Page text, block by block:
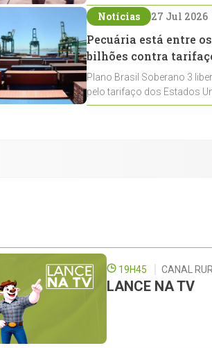
Crioulos voltados ao laço
Notícias 27 Jul 2026
Pecuária está entre
bilhões contra
Plano Brasil Soberano 3
pelo tarifaço dos Estados
contemplados
19H45 CANAL
LANCE NA TV